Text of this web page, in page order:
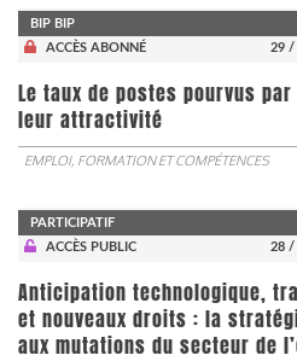
BIP BIP
ACCÈS ABONNÉ
29 /
Le taux de postes pourvus
leur attractivité
EMPLOI, FORMATION ET COMPÉTENCES
PARTICIPATIF
ACCÈS PUBLIC
28 /
Anticipation technologique,
et nouveaux droits : la
aux mutations du secteur de